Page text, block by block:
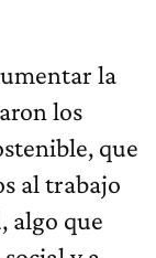
la
los
que
al trabajo
algo que